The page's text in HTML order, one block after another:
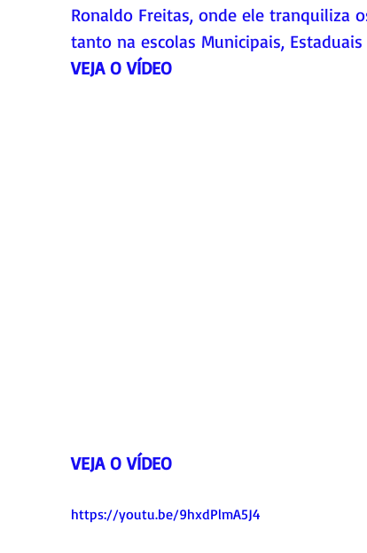
Ronaldo Freitas, onde ele tranquiliza
tanto na escolas Municipais,
VEJA O VÍDEO
VEJA O VÍDEO
https://youtu.be/9hxdPlmA5J4